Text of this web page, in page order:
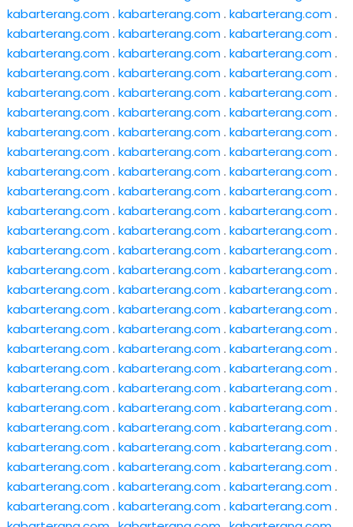
kabarterang.com. kabarterang.com. kabarterang.com.
kabarterang.com. kabarterang.com. kabarterang.com.
kabarterang.com. kabarterang.com. kabarterang.com.
kabarterang.com. kabarterang.com. kabarterang.com.
kabarterang.com. kabarterang.com. kabarterang.com.
kabarterang.com. kabarterang.com. kabarterang.com.
kabarterang.com. kabarterang.com. kabarterang.com.
kabarterang.com. kabarterang.com. kabarterang.com.
kabarterang.com. kabarterang.com. kabarterang.com.
kabarterang.com. kabarterang.com. kabarterang.com.
kabarterang.com. kabarterang.com. kabarterang.com.
kabarterang.com. kabarterang.com. kabarterang.com.
kabarterang.com. kabarterang.com. kabarterang.com.
kabarterang.com. kabarterang.com. kabarterang.com.
kabarterang.com. kabarterang.com. kabarterang.com.
kabarterang.com. kabarterang.com. kabarterang.com.
kabarterang.com. kabarterang.com. kabarterang.com.
kabarterang.com. kabarterang.com. kabarterang.com.
kabarterang.com. kabarterang.com. kabarterang.com.
kabarterang.com. kabarterang.com. kabarterang.com.
kabarterang.com. kabarterang.com. kabarterang.com.
kabarterang.com. kabarterang.com. kabarterang.com.
kabarterang.com. kabarterang.com. kabarterang.com.
kabarterang.com. kabarterang.com. kabarterang.com.
kabarterang.com. kabarterang.com. kabarterang.com.
kabarterang.com. kabarterang.com. kabarterang.com.